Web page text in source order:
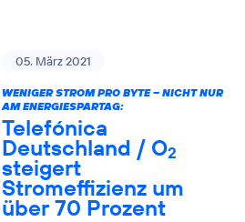
05. März 2021
WENIGER STROM PRO BYTE – NICHT NUR
AM ENERGIESPARTAG:
Telefónica
Deutschland / O2
steigert
Stromeffizienz um
über 70 Prozent